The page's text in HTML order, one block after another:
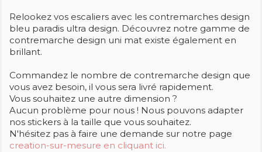
Relookez vos escaliers avec les contremarches design
bleu paradis ultra design. Découvrez notre gamme de
contremarche design uni mat existe également en
brillant.
Commandez le nombre de contremarche design que
vous avez besoin, il vous sera livré rapidement.
Vous souhaitez une autre dimension ?
Aucun problème pour nous ! Nous pouvons adapter
nos stickers à la taille que vous souhaitez.
N'hésitez pas à faire une demande sur notre page
creation-sur-mesure en cliquant ici.